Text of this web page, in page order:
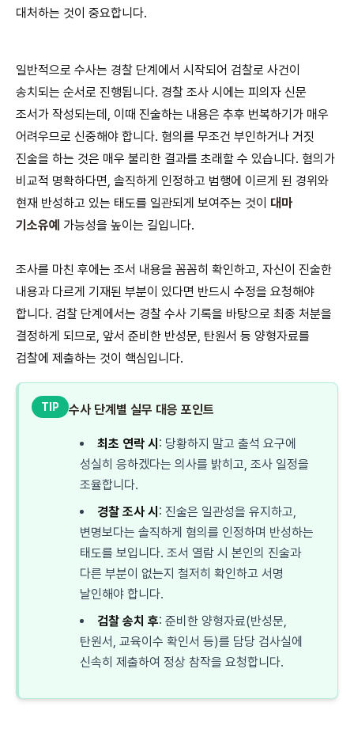
대처하는 것이 중요합니다.
일반적으로 수사는 경찰 단계에서 시작되어 검찰로 사건이
송치되는 순서로 진행됩니다. 경찰 조사 시에는 피의자 신문
조서가 작성되는데, 이때 진술하는 내용은 추후 번복하기가 매우
어려우므로 신중해야 합니다. 혐의를 무조건 부인하거나 거짓
진술을 하는 것은 매우 불리한 결과를 초래할 수 있습니다. 혐의가
비교적 명확하다면, 솔직하게 인정하고 범행에 이르게 된 경위와
현재 반성하고 있는 태도를 일관되게 보여주는 것이 대마
기소유예 가능성을 높이는 길입니다.
조사를 마친 후에는 조서 내용을 꼼꼼히 확인하고, 자신이 진술한
내용과 다르게 기재된 부분이 있다면 반드시 수정을 요청해야
합니다. 검찰 단계에서는 경찰 수사 기록을 바탕으로 최종 처분을
결정하게 되므로, 앞서 준비한 반성문, 탄원서 등 양형자료를
검찰에 제출하는 것이 핵심입니다.
TIP 수사 단계별 실무 대응 포인트
최초 연락 시 : 당황하지 말고 출석 요구에
성실히 응하겠다는 의사를 밝히고, 조사 일정을
조율합니다.
경찰 조사 시 : 진술은 일관성을 유지하고,
변명보다는 솔직하게 혐의를 인정하며 반성하는
태도를 보입니다. 조서 열람 시 본인의 진술과
다른 부분이 없는지 철저히 확인하고 서명
날인해야 합니다.
검찰 송치 후: 준비한 양형자료(반성문,
탄원서, 교육이수 확인서 등)를 담당 검사실에
신속히 제출하여 정상 참작을 요청합니다.